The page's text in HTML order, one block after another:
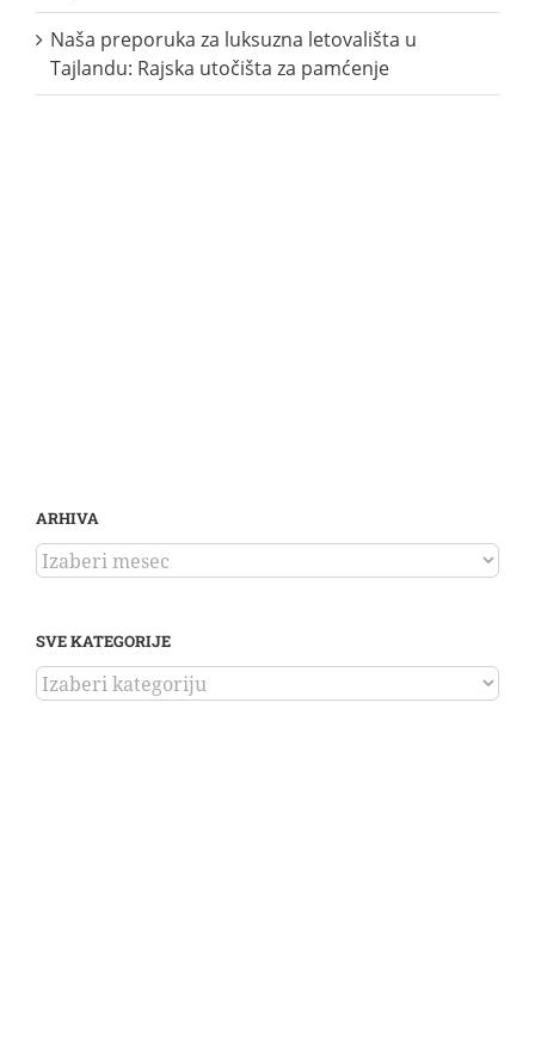
Naša preporuka za luksuzna letovališta u
Tajlandu: Rajska utočišta za pamćenje
ARHIVA
ARHIVA
SVE KATEGORIJE
SVE
KATEGORIJE